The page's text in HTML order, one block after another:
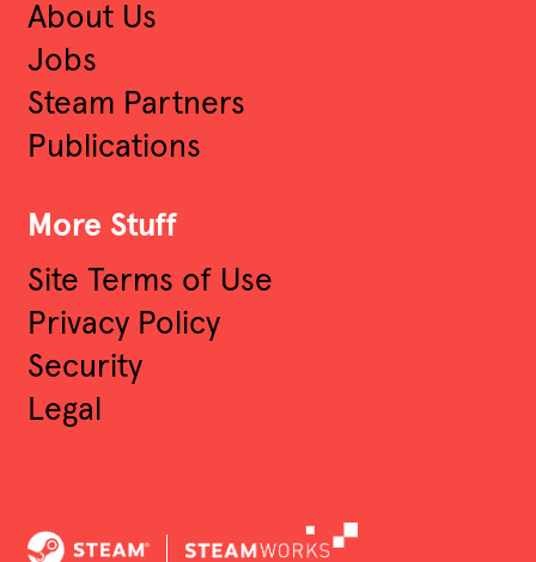
About Us
Jobs
Steam Partners
Publications
More Stuff
Site Terms of Use
Privacy Policy
Security
Legal